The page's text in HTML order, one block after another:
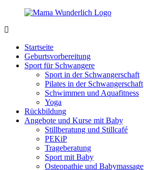
Zurück
Inhalt
sein
wunderbar!
Startseite
Geburtsvorbereitung
Sport für Schwangere
Sport in der Schwangerschaft
Pilates in der Schwangerschaft
Schwimmen und Aquafitness
Yoga
Rückbildung
Angebote und Kurse mit Baby
Stillberatung und Stillcafé
PEKiP
Trageberatung
Sport mit Baby
Osteopathie und Babymassage